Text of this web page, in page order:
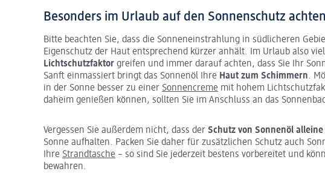
Besonders im Urlaub auf den Sonnenschutz achten
Bitte beachten Sie, dass die Sonneneinstrahlung in südlicheren
Eigenschutz der Haut entsprechend kürzer anhält. Im Urlaub also
Lichtschutzfaktor greifen und immer darauf achten, dass Sie Ihr
Sanft einmassiert bringt das Sonnenöl Ihre Haut zum Schimmern.
in der Sonne besser zu einer Sonnencreme mit hohem
daheim genießen können, sollten Sie im Anschluss an das
Vergessen Sie außerdem nicht, dass der Schutz von Sonnenöl alleine
Sonne aufhalten. Packen Sie daher für zusätzlichen Schutz auch
Ihre Strandtasche – so sind Sie jederzeit bestens vorbereitet und
bewahren.